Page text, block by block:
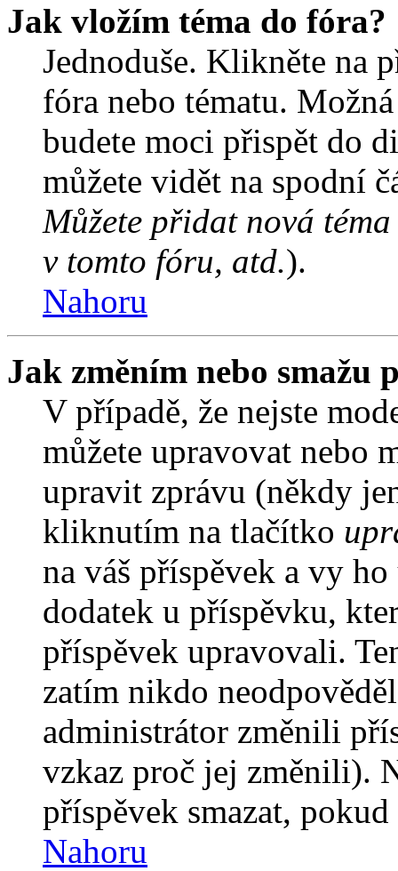
Jak vložím téma do fóra?
Jednoduše. Klikněte na
fóra nebo tématu.
budete moci přispět do
můžete vidět na spodní
Můžete přidat nová
v tomto fóru, atd.).
Nahoru
Jak změním nebo smažu
V případě, že nejste
můžete upravovat nebo
upravit zprávu (někdy
kliknutím na tlačítko
na váš příspěvek a vy
dodatek u příspěvku,
příspěvek upravovali.
zatím nikdo
administrátor změnili
vzkaz proč jej změnili).
příspěvek smazat,
Nahoru